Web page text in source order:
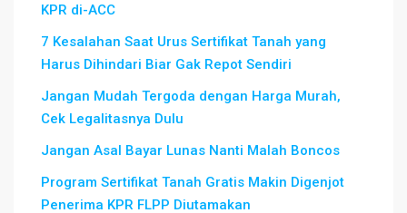
KPR di-ACC
7 Kesalahan Saat Urus Sertifikat Tanah yang
Harus Dihindari Biar Gak Repot Sendiri
Jangan Mudah Tergoda dengan Harga Murah,
Cek Legalitasnya Dulu
Jangan Asal Bayar Lunas Nanti Malah Boncos
Program Sertifikat Tanah Gratis Makin Digenjot
Penerima KPR FLPP Diutamakan